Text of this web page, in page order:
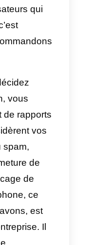
de créer
messages
fonctionnalité de
fournie par
dernière est
comme
privée